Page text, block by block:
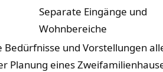
Separate Eingänge und
Wohnbereiche
Bedürfnisse und Vorstellungen
Planung eines⁤